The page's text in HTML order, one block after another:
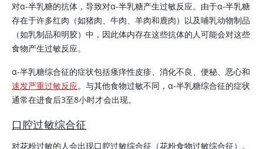
对α-半乳糖的抗体，导致对α-半乳糖产生过敏反应。由于α-半乳糖
存在于许多红肉（如猪肉、牛肉、羊肉和鹿肉）以及哺乳动物制品
（如乳制品和明胶）中，因此体内存在这些抗体的人可能会对这些
食物产生过敏反应。
α-半乳糖综合征的症状包括瘙痒性皮疹、消化不良、便秘、恶心和
速发严重过敏反应。与其他食物过敏不同，α-半乳糖综合征的症状
通常在进食后3至8小时才会出现。
口腔过敏综合征
对花粉过敏的人会出现口腔过敏综合征（花粉食物过敏综合征）。